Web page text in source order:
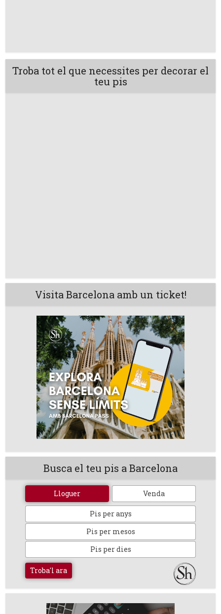
Troba tot el que necessites per decorar el
teu pis
Visita Barcelona amb un ticket!
Busca el teu pis a Barcelona
Lloguer Venda
Pis per anys
Pis per mesos
Pis per dies
Troba'l ara